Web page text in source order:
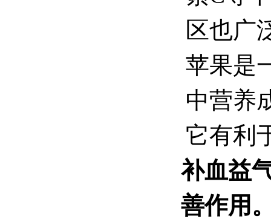
区也广
苹果是
中营养
它有利
补血益
善作用